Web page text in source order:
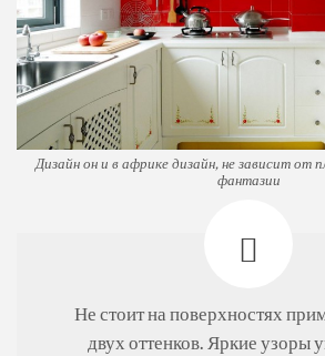
Дизайн он и в африке дизайн, не зависит от
фантазии
Не стоит на поверхностях
двух оттенков. Яркие узоры